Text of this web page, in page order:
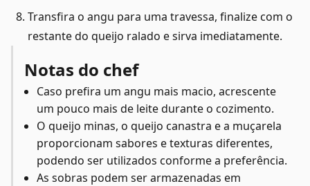
Transfira o angu para uma travessa, finalize com o
restante do queijo ralado e sirva imediatamente.
Notas do chef
Caso prefira um angu mais macio, acrescente
um pouco mais de leite durante o cozimento.
O queijo minas, o queijo canastra e a muçarela
proporcionam sabores e texturas diferentes,
podendo ser utilizados conforme a preferência.
As sobras podem ser armazenadas em